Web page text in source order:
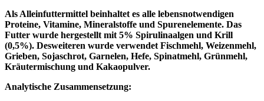
Als Alleinfuttermittel beinhaltet es alle lebensnotwendigen
Proteine, Vitamine, Mineralstoffe und Spurenelemente. Das
Futter wurde hergestellt mit 5% Spirulinaalgen und Krill
(0,5%). Desweiteren wurde verwendet Fischmehl, Weizenmehl,
Grieben, Sojaschrot, Garnelen, Hefe, Spinatmehl, Grünmehl,
Kräutermischung und Kakaopulver.
Analytische Zusammensetzung: